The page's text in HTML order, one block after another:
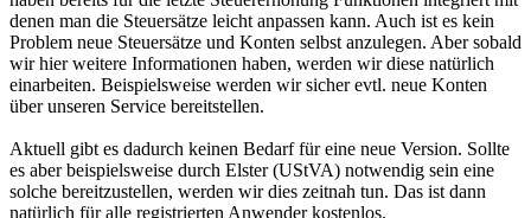
denen man die Steuersätze leicht anpassen kann. Auch ist es kein
Problem neue Steuersätze und Konten selbst anzulegen. Aber sobald
wir hier weitere Informationen haben, werden wir diese natürlich
einarbeiten. Beispielsweise werden wir sicher evtl. neue Konten
über unseren Service bereitstellen.
Aktuell gibt es dadurch keinen Bedarf für eine neue Version. Sollte
es aber beispielsweise durch Elster (UStVA) notwendig sein eine
solche bereitzustellen, werden wir dies zeitnah tun. Das ist dann
natürlich für alle registrierten Anwender kostenlos.